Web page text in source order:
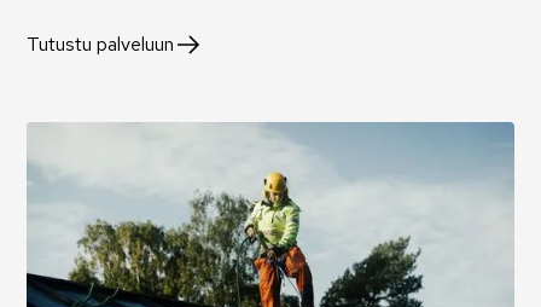
Tutustu palveluun